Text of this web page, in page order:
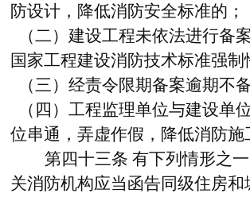
防设计，降低消防安全标准的；
（二）建设工程未依法进行备
国家工程建设消防技术标准强制
（三）经责令限期备案逾期不
（四）工程监理单位与建设单
位串通，弄虚作假，降低消防施
第四十三条 有下列情形之
关消防机构应当函告同级住房和